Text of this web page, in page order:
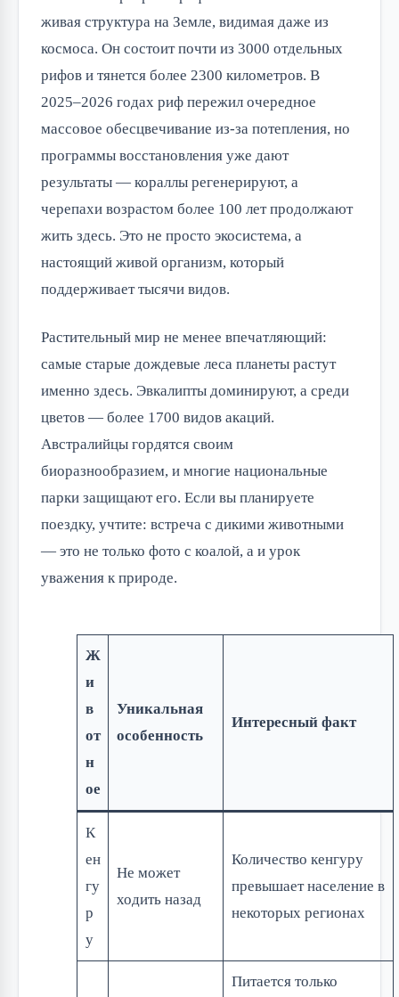
живая структура на Земле, видимая даже из
космоса. Он состоит почти из 3000 отдельных
рифов и тянется более 2300 километров. В
2025–2026 годах риф пережил очередное
массовое обесцвечивание из-за потепления, но
программы восстановления уже дают
результаты — кораллы регенерируют, а
черепахи возрастом более 100 лет продолжают
жить здесь. Это не просто экосистема, а
настоящий живой организм, который
поддерживает тысячи видов.
Растительный мир не менее впечатляющий:
самые старые дождевые леса планеты растут
именно здесь. Эвкалипты доминируют, а среди
цветов — более 1700 видов акаций.
Австралийцы гордятся своим
биоразнообразием, и многие национальные
парки защищают его. Если вы планируете
поездку, учтите: встреча с дикими животными
— это не только фото с коалой, а и урок
уважения к природе.
Ж
и
в
от
н
ое
Уникальная
особенность
Интересный факт
К
ен
гу
р
у
Не может
ходить назад
Количество кенгуру
превышает население в
некоторых регионах
Питается только